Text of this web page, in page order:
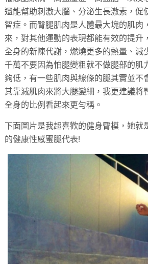
還能幫助刺激大腦、分泌生長激素，促
智症。而臀腿肌肉是人體最大塊的肌肉
來，對其他運動的表現都能有效的提升
全身的新陳代謝，燃燒更多的熱量、減
千萬不要因為怕腿變粗就不做腿部的肌
夠低，有一些肌肉與線條的腿其實並不
其靠減肌肉來將大腿變細，我更建議將
全身的比例看起來更勻稱。
下面圖片是我超喜歡的健身臀模，她就
的健康性感蜜腿代表!